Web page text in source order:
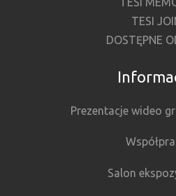
TESI
DOSTĘPNE
Prezentacje wideo
Salon